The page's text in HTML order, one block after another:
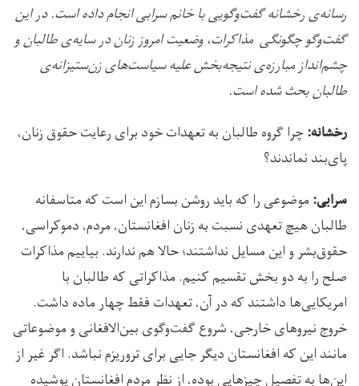
رسانه‌ی رخشانه گفت‌وگویی با خانم سرابی انجام داده است. در این
گفت‌وگو چگونگی مذاکرات، وضعیت امروز زنان در سایه‌ی طالبان و
چشم‌انداز مبارزه‌ی نتیجه‌بخش علیه سیاست‌های زن‌ستیزانه‌ی
طالبان بحث شده است.
رخشانه:چرا گروه طالبان به تعهدات خود برای رعایت حقوق زنان،
پای‌بند نماندند؟
سرابی: موضوعی را که باید روشن بسازم این است که متاسفانه
طالبان هیچ تعهدی نسبت به زنان افغانستان، مردم، دموکراسی،
حقوق‌بشر و این مسایل نداشتند؛ حالا هم ندارند. بیاییم مذاکرات
صلح را به دو بخش تقسیم کنیم. مذاکراتی که طالبان با
امریکایی‌ها داشتند که در آن، تعهدات فقط چهار ماده داشت.
خروج نیروهای خارجی، شروع گفت‌وگوی بین‌الافغانی و موضوعاتی
مانند این که افغانستان دیگر جایی برای تروریزم نباشد. اگر غیر از
این‌ها به تفصیل چیزهایی بوده، از نظر مردم افغانستان پوشیده